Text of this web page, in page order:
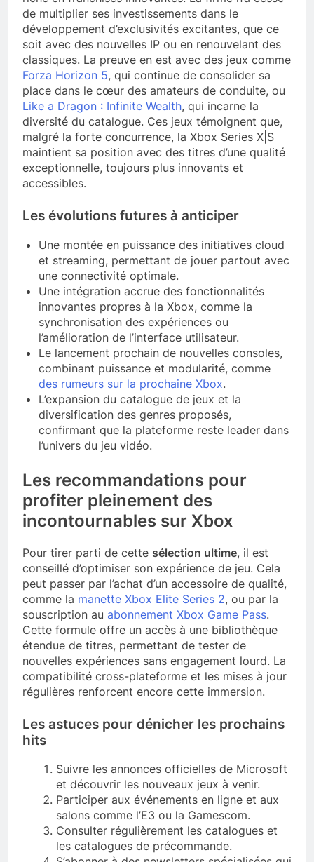
de multiplier ses investissements dans le
développement d’exclusivités excitantes, que ce
soit avec des nouvelles IP ou en renouvelant des
classiques. La preuve en est avec des jeux comme
Forza Horizon 5, qui continue de consolider sa
place dans le cœur des amateurs de conduite, ou
Like a Dragon : Infinite Wealth, qui incarne la
diversité du catalogue. Ces jeux témoignent que,
malgré la forte concurrence, la Xbox Series X|S
maintient sa position avec des titres d’une qualité
exceptionnelle, toujours plus innovants et
accessibles.
Les évolutions futures à anticiper
Une montée en puissance des initiatives cloud
et streaming, permettant de jouer partout avec
une connectivité optimale.
Une intégration accrue des fonctionnalités
innovantes propres à la Xbox, comme la
synchronisation des expériences ou
l’amélioration de l’interface utilisateur.
Le lancement prochain de nouvelles consoles,
combinant puissance et modularité, comme
des rumeurs sur la prochaine Xbox.
L’expansion du catalogue de jeux et la
diversification des genres proposés,
confirmant que la plateforme reste leader dans
l’univers du jeu vidéo.
Les recommandations pour
profiter pleinement des
incontournables sur Xbox
Pour tirer parti de cette sélection ultime, il est
conseillé d’optimiser son expérience de jeu. Cela
peut passer par l’achat d’un accessoire de qualité,
comme la manette Xbox Elite Series 2, ou par la
souscription au abonnement Xbox Game Pass.
Cette formule offre un accès à une bibliothèque
étendue de titres, permettant de tester de
nouvelles expériences sans engagement lourd. La
compatibilité cross-plateforme et les mises à jour
régulières renforcent encore cette immersion.
Les astuces pour dénicher les prochains
hits
Suivre les annonces officielles de Microsoft
et découvrir les nouveaux jeux à venir.
Participer aux événements en ligne et aux
salons comme l’E3 ou la Gamescom.
Consulter régulièrement les catalogues et
les catalogues de précommande.